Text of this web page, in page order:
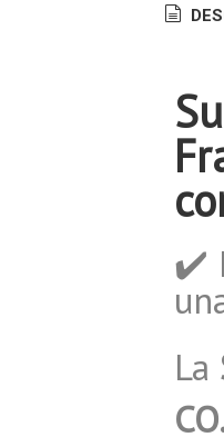
✔️
La